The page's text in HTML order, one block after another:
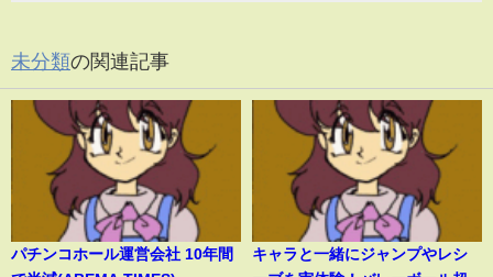
未分類の関連記事
パチンコホール運営会社 10年間
キャラと一緒にジャンプやレシ